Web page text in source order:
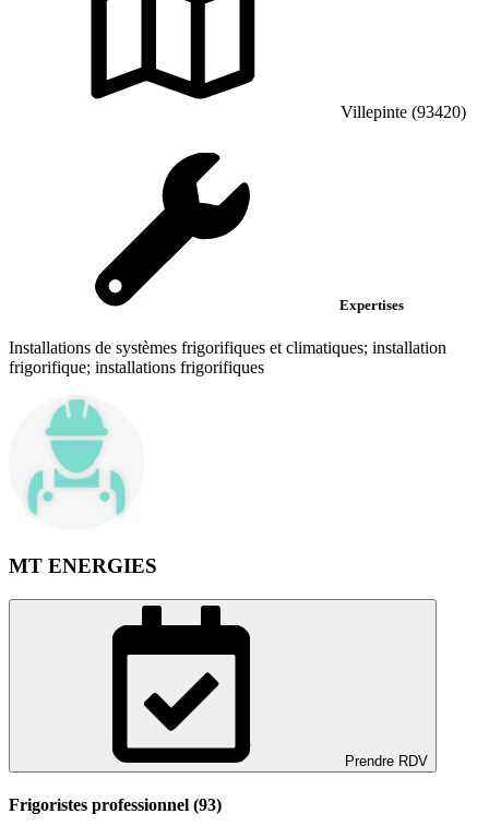
Villepinte (93420)
Expertises
Installations de systèmes frigorifiques et climatiques; installation
frigorifique; installations frigorifiques
MT ENERGIES
Prendre RDV
Frigoristes professionnel (93)